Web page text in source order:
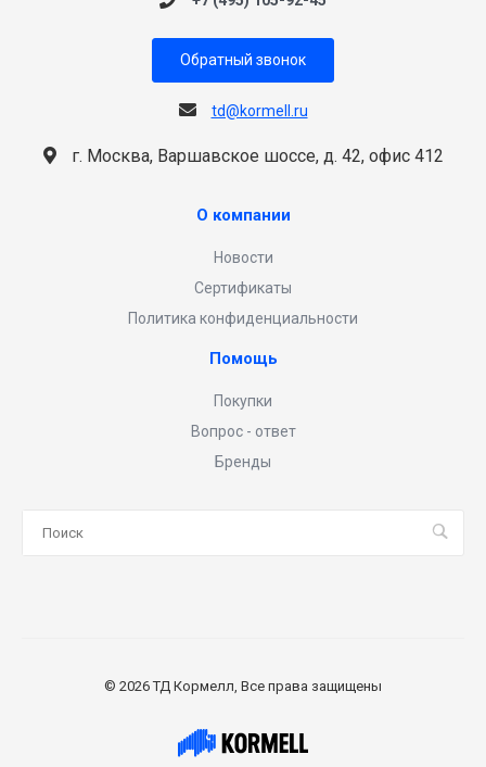
Обратный звонок
td@kormell.ru
г. Москва, Варшавское шоссе, д. 42, офис 412
О компании
Новости
Сертификаты
Политика конфиденциальности
Помощь
Покупки
Вопрос - ответ
Бренды
© 2026 ТД Кормелл, Все права защищены